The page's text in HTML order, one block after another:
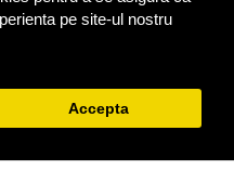
pe site-ul nostru
Accepta
in Cos